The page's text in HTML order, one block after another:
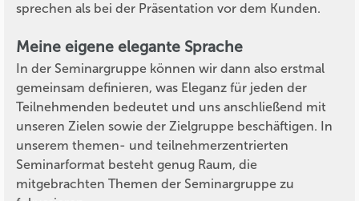
sprechen als bei der Präsentation vor dem Kunden.
Meine eigene elegante Sprache
In der Seminargruppe können wir dann also erstmal
gemeinsam definieren, was Eleganz für jeden der
Teilnehmenden bedeutet und uns anschließend mit
unseren Zielen sowie der Zielgruppe beschäftigen. In
unserem themen- und teilnehmerzentrierten
Seminarformat besteht genug Raum, die
mitgebrachten Themen der Seminargruppe zu